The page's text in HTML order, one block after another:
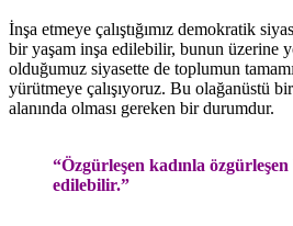
İnşa etmeye çalıştığımız demokratik
bir yaşam inşa edilebilir, bunun üzerine
olduğumuz siyasette de toplumun
yürütmeye çalışıyoruz. Bu olağanüstü
alanında olması gereken bir durumdur.
“Özgürleşen kadınla
edilebilir.”